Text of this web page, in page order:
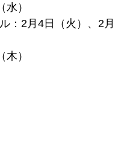
）
：2月4日（火）、2月
）